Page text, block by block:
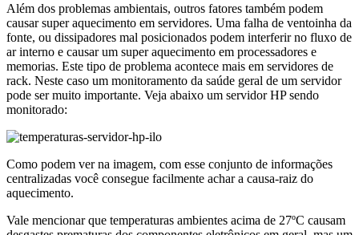
Além dos problemas ambientais, outros fatores também podem
causar super aquecimento em servidores. Uma falha de ventoinha da
fonte, ou dissipadores mal posicionados podem interferir no fluxo de
ar interno e causar um super aquecimento em processadores e
memorias. Este tipo de problema acontece mais em servidores de
rack. Neste caso um monitoramento da saúde geral de um servidor
pode ser muito importante. Veja abaixo um servidor HP sendo
monitorado:
Como podem ver na imagem, com esse conjunto de informações
centralizadas você consegue facilmente achar a causa-raiz do
aquecimento.
Vale mencionar que temperaturas ambientes acima de 27ºC causam